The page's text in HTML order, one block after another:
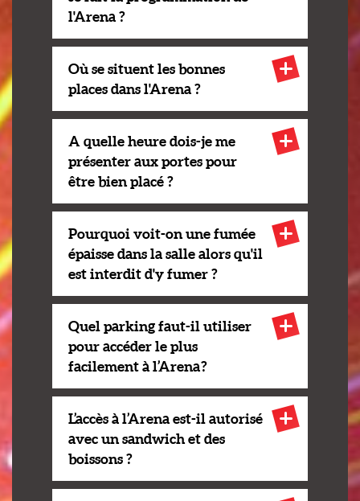
l'Arena ?
Où se situent les bonnes
places dans l'Arena ?
A quelle heure dois-je me
présenter aux portes pour
être bien placé ?
Pourquoi voit-on une fumée
épaisse dans la salle alors qu'il
est interdit d'y fumer ?
Quel parking faut-il utiliser
pour accéder le plus
facilement à l’Arena ?
L’accès à l’Arena est-il autorisé
avec un sandwich et des
boissons ?